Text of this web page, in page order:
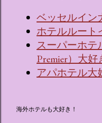
ベッセルイン
ホテルルート
スーパーホテ
Premier）大好
アパホテル大
海外ホテルも大好き！